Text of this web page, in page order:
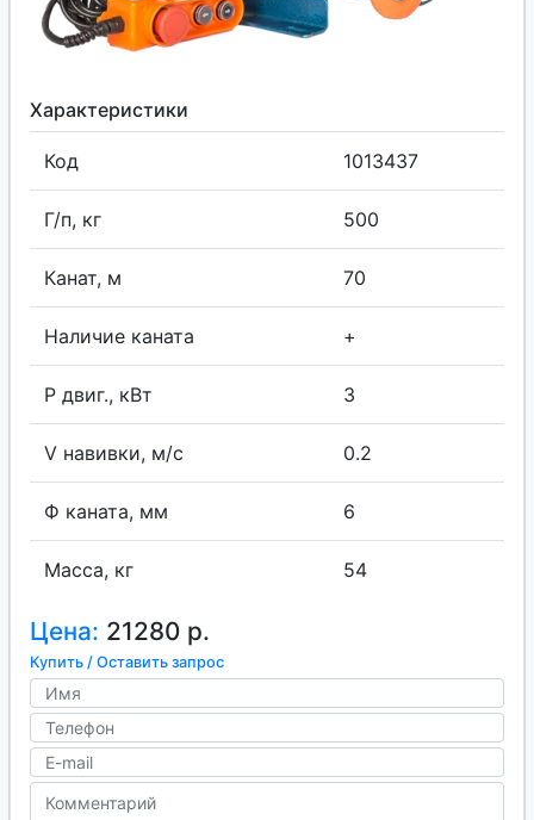
Характеристики
Код 1013437
Г/п, кг 500
Канат, м 70
Наличие каната +
P двиг., кВт 3
V навивки, м/с 0.2
Ф каната, мм 6
Масса, кг 54
Цена: 21280 р.
Купить / Оставить запрос